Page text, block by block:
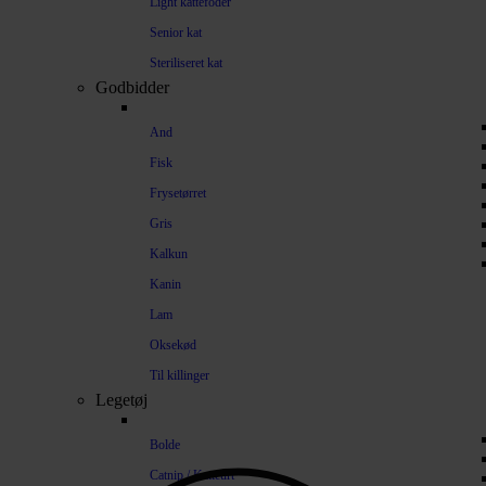
Senior kat
Steriliseret kat
Godbidder
And
Fisk
Frysetørret
Gris
Kalkun
Kanin
Lam
Oksekød
Til killinger
Legetøj
Bolde
Catnip / Katteurt